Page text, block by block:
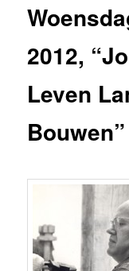
2012,
Leven
Bouwen”